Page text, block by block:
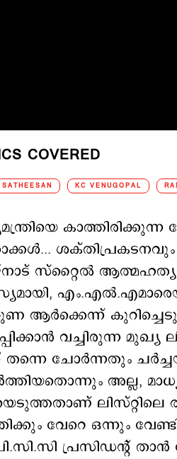
COVERED
KC VENUGOPAL
സ്റ്റൈല്‍
ആര്‍ക്കെന്ന്
വച്ചിരുന്ന
തന്നെ ചോര്‍ന്നതും
അല്ല,
വേറെ ഒന്നും
പ്രസിഡന്റ്